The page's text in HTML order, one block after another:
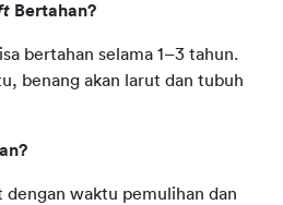
Bertahan?
bertahan selama 1–3 tahun.
benang akan larut dan tubuh
waktu pemulihan dan